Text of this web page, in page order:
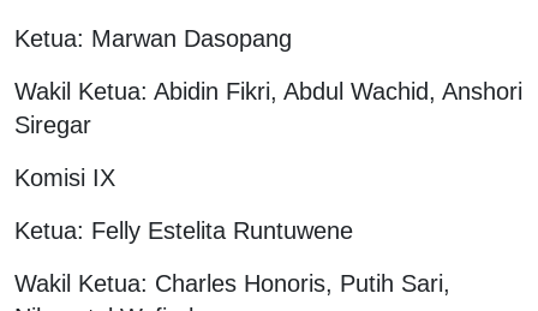
Ketua: Marwan Dasopang
Wakil Ketua: Abidin Fikri, Abdul Wachid, Anshori
Siregar
Komisi IX
Ketua: Felly Estelita Runtuwene
Wakil Ketua: Charles Honoris, Putih Sari,